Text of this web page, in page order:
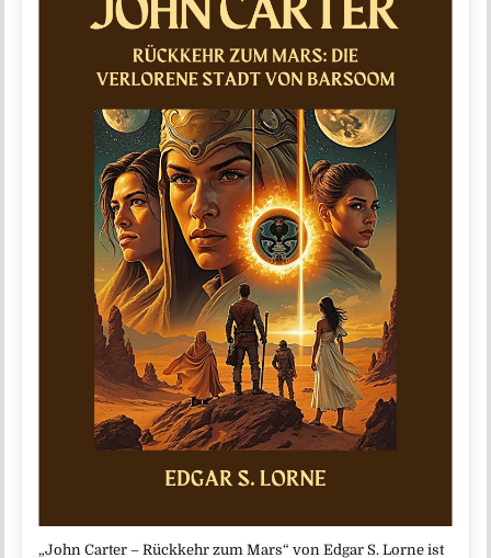
„John Carter – Rückkehr zum Mars“ von Edgar S. Lorne ist